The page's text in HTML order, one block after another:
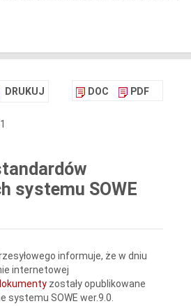
DRUKUJ DOC PDF
systemu SOWE
informuje, że w dniu
internetowej
zostały opublikowane
systemu SOWE wer.9.0.